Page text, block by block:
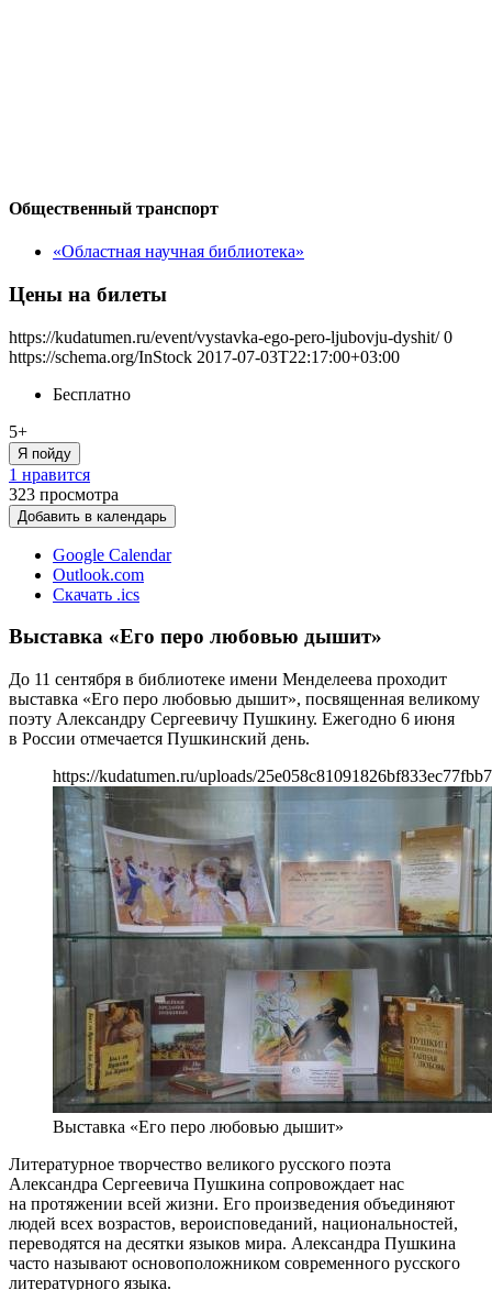
Общественный транспорт
«Областная научная библиотека»
Цены на билеты
https://kudatumen.ru/event/vystavka-ego-pero-ljubovju-dyshit/ 0
https://schema.org/InStock 2017-07-03T22:17:00+03:00
Бесплатно
5+
Я пойду
1 нравится
323 просмотра
Добавить в календарь
Google Calendar
Outlook.com
Скачать .ics
Выставка «Его перо любовью дышит»
До 11 сентября в библиотеке имени Менделеева проходит
выставка «Его перо любовью дышит», посвященная великому
поэту Александру Сергеевичу Пушкину. Ежегодно 6 июня
в России отмечается Пушкинский день.
https://kudatumen.ru/uploads/
Выставка «Его перо любовью дышит»
Литературное творчество великого русского поэта
Александра Сергеевича Пушкина сопровождает нас
на протяжении всей жизни. Его произведения объединяют
людей всех возрастов, вероисповеданий, национальностей,
переводятся на десятки языков мира. Александра Пушкина
часто называют основоположником современного русского
литературного языка.